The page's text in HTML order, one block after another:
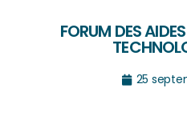
FORUM DES
25